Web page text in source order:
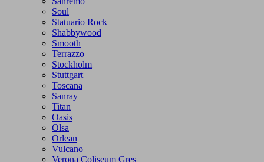
Soul
Statuario Rock
Shabbywood
Smooth
Terrazzo
Stockholm
Stuttgart
Toscana
Sanray
Titan
Oasis
Olsa
Orlean
Vulcano
Verona Coliseum Gres